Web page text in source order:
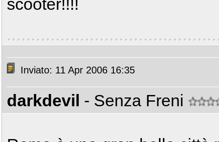
scooter!!!!
Inviato: 11 Apr 2006 16:35
darkdevil - Senza Freni